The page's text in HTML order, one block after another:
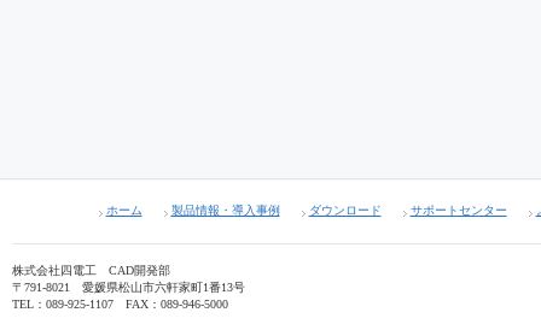
ホーム 製品情報・導入事例 ダウンロード サポートセンター
株式会社四電工 CAD開発部
〒791-8021 愛媛県松山市六軒家町1番13号
TEL：089-925-1107 FAX：089-946-5000